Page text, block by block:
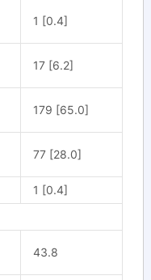
1 [0.4]
17 [6.2]
179 [65.0]
77 [28.0]
1 [0.4]
43.8